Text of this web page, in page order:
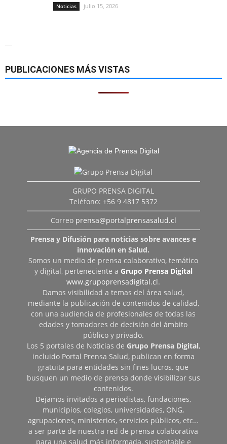
Noticias julio 15, 2026
—
PUBLICACIONES MÁS VISTAS
GRUPO PRENSA DIGITAL
Teléfono: +56 9 4817 5372
Correo prensa@portalprensasalud.cl
Prensa y Difusión para noticias sobre avances e
innovación en Salud.
Somos un medio de prensa colaborativo, temático
y digital, perteneciente a Grupo Prensa Digital
www.grupoprensadigital.cl.
Damos visibilidad a temas del área salud,
mediante la publicación de contenidos de calidad,
con una audiencia de profesionales de todas las
edades y tomadores de decisión del ámbito
público y privado.
Los 5 portales de Noticias de Grupo Prensa Digital,
incluido Portal Prensa Salud, publican en forma
gratuita para entidades sin fines lucros, que
busquen un medio de prensa donde visibilizar sus
contenidos.
Dejamos invitados a periodistas, fundaciones,
municipios, colegios, universidades, ONG,
agrupaciones, ministerios, servicios públicos, etc…
a ser parte de nuestra red de prensa colaborativa
para una salud más informada, sustentable e